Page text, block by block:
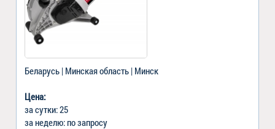
Беларусь | Минская область | Минск
Цена:
за сутки: 25
за неделю: по запросу